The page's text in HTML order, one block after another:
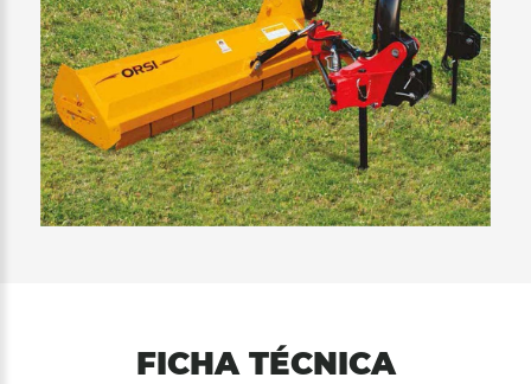
tractor se reduce al mínimo con la
consiguiente reducción del consumo. 2)
trasero, para retener aún más el producto
dentro del dispositivo de corte y luego
cortarlo más. Las 2 filas de contracuchillas
instaladas en el interior garantizan una
excelente calidad de corte en las 2
FICHA TÉCNICA